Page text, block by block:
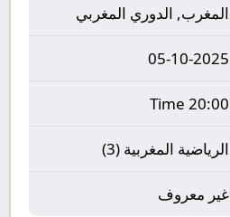
المغرب, الدوري المغربي
05-10-2025
20:00 Time
الرياضية المغربية (3)
غير معروف